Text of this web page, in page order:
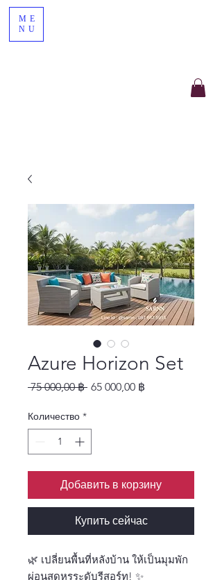
ME
NU
Azure Horizon Set
75 000,00 ฿ Обычная цена
65 000,00 ฿
Количество *
Добавить в корзину
Купить сейчас
🌿 เปลี่ยนพื้นที่หลังบ้าน ให้เป็นมุมพัก
ผ่อนสุดหรูระดับรีสอร์ท! ✨